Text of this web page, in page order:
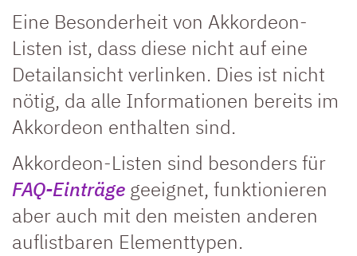
Eine Besonderheit von Akkordeon-
Listen ist, dass diese nicht auf eine
Detailansicht verlinken. Dies ist nicht
nötig, da alle Informationen bereits im
Akkordeon enthalten sind.
Akkordeon-Listen sind besonders für
FAQ-Einträge geeignet, funktionieren
aber auch mit den meisten anderen
auflistbaren Elementtypen.